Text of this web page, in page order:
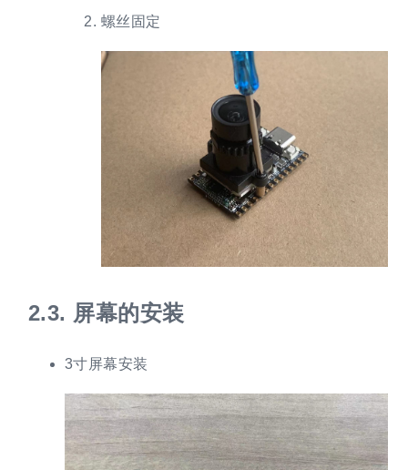
螺丝固定
2.3. 屏幕的安装
3寸屏幕安装